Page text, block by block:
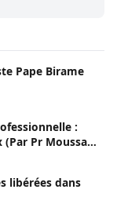
Pape Birame
:
Pr Moussa
libérées dans